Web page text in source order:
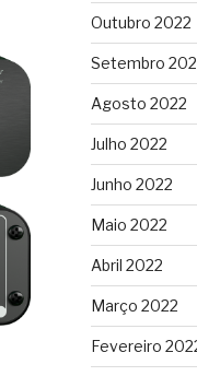
Outubro 2022
Setembro
Agosto 2022
Julho 2022
Junho 2022
Maio 2022
Abril 2022
Março 2022
Fevereiro